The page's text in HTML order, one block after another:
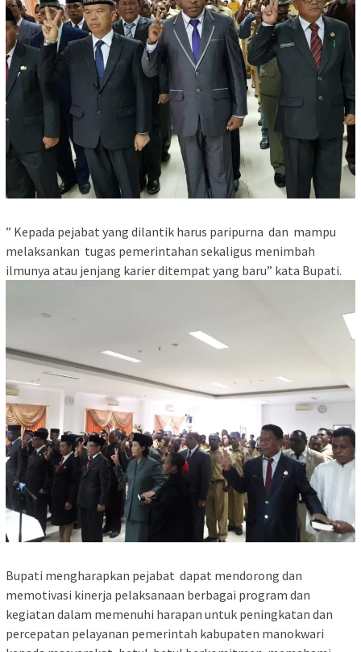
” Kepada pejabat yang dilantik harus paripurna dan mampu
melaksankan tugas pemerintahan sekaligus menimbah
ilmunya atau jenjang karier ditempat yang baru” kata Bupati.
Bupati mengharapkan pejabat dapat mendorong dan
memotivasi kinerja pelaksanaan berbagai program dan
kegiatan dalam memenuhi harapan untuk peningkatan dan
percepatan pelayanan pemerintah kabupaten manokwari